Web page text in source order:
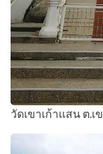
วัดเขาเก้าแสน ต.เ